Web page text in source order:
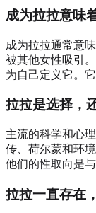
成为拉拉意味
成为拉拉通常意
被其他女性吸引
为自己定义它。
拉拉是选择，
主流的科学和心
传、荷尔蒙和环
他们的性取向是
拉拉一直存在